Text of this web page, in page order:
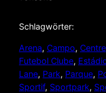
Schlagwörter:
Arena, Campo, Centre
Futebol Clube,
Lane, Park, Parque,
Sportif, Sportpark,